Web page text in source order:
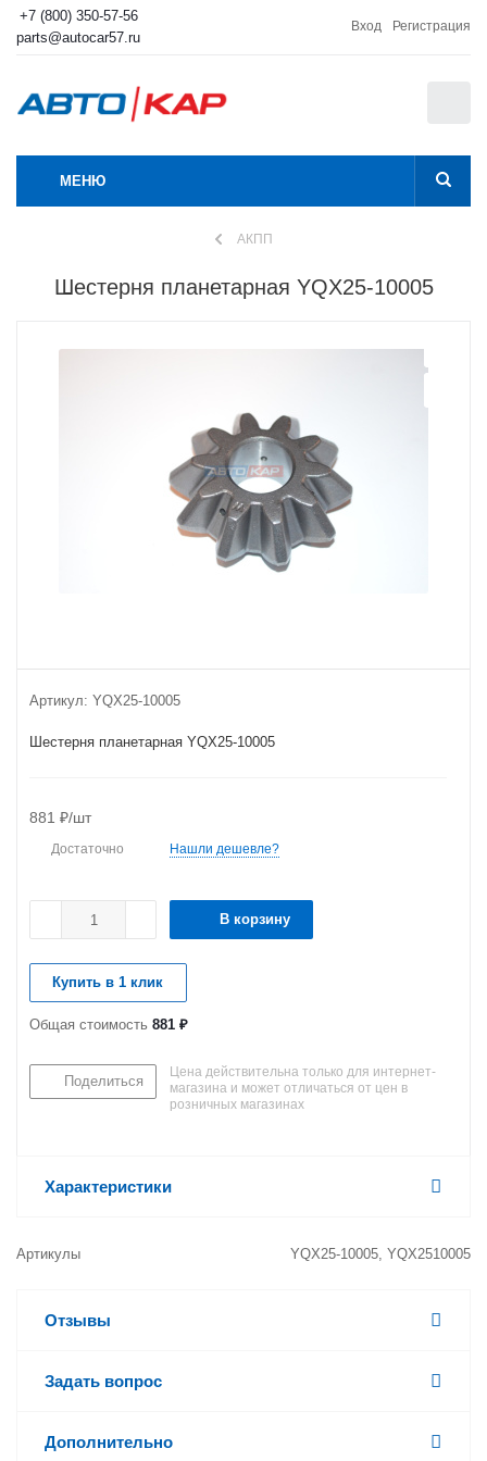
+7 (800) 350-57-56
parts@autocar57.ru
Вход Регистрация
МЕНЮ
АКПП
Шестерня планетарная YQX25-10005
Артикул: YQX25-10005
Шестерня планетарная YQX25-10005
881 ₽/шт
Достаточно Нашли дешевле?
В корзину
Купить в 1 клик
Общая стоимость 881 ₽
Поделиться
Цена действительна только для интернет-
магазина и может отличаться от цен в
розничных магазинах
Характеристики
Артикулы YQX25-10005, YQX2510005
Отзывы
Задать вопрос
Дополнительно